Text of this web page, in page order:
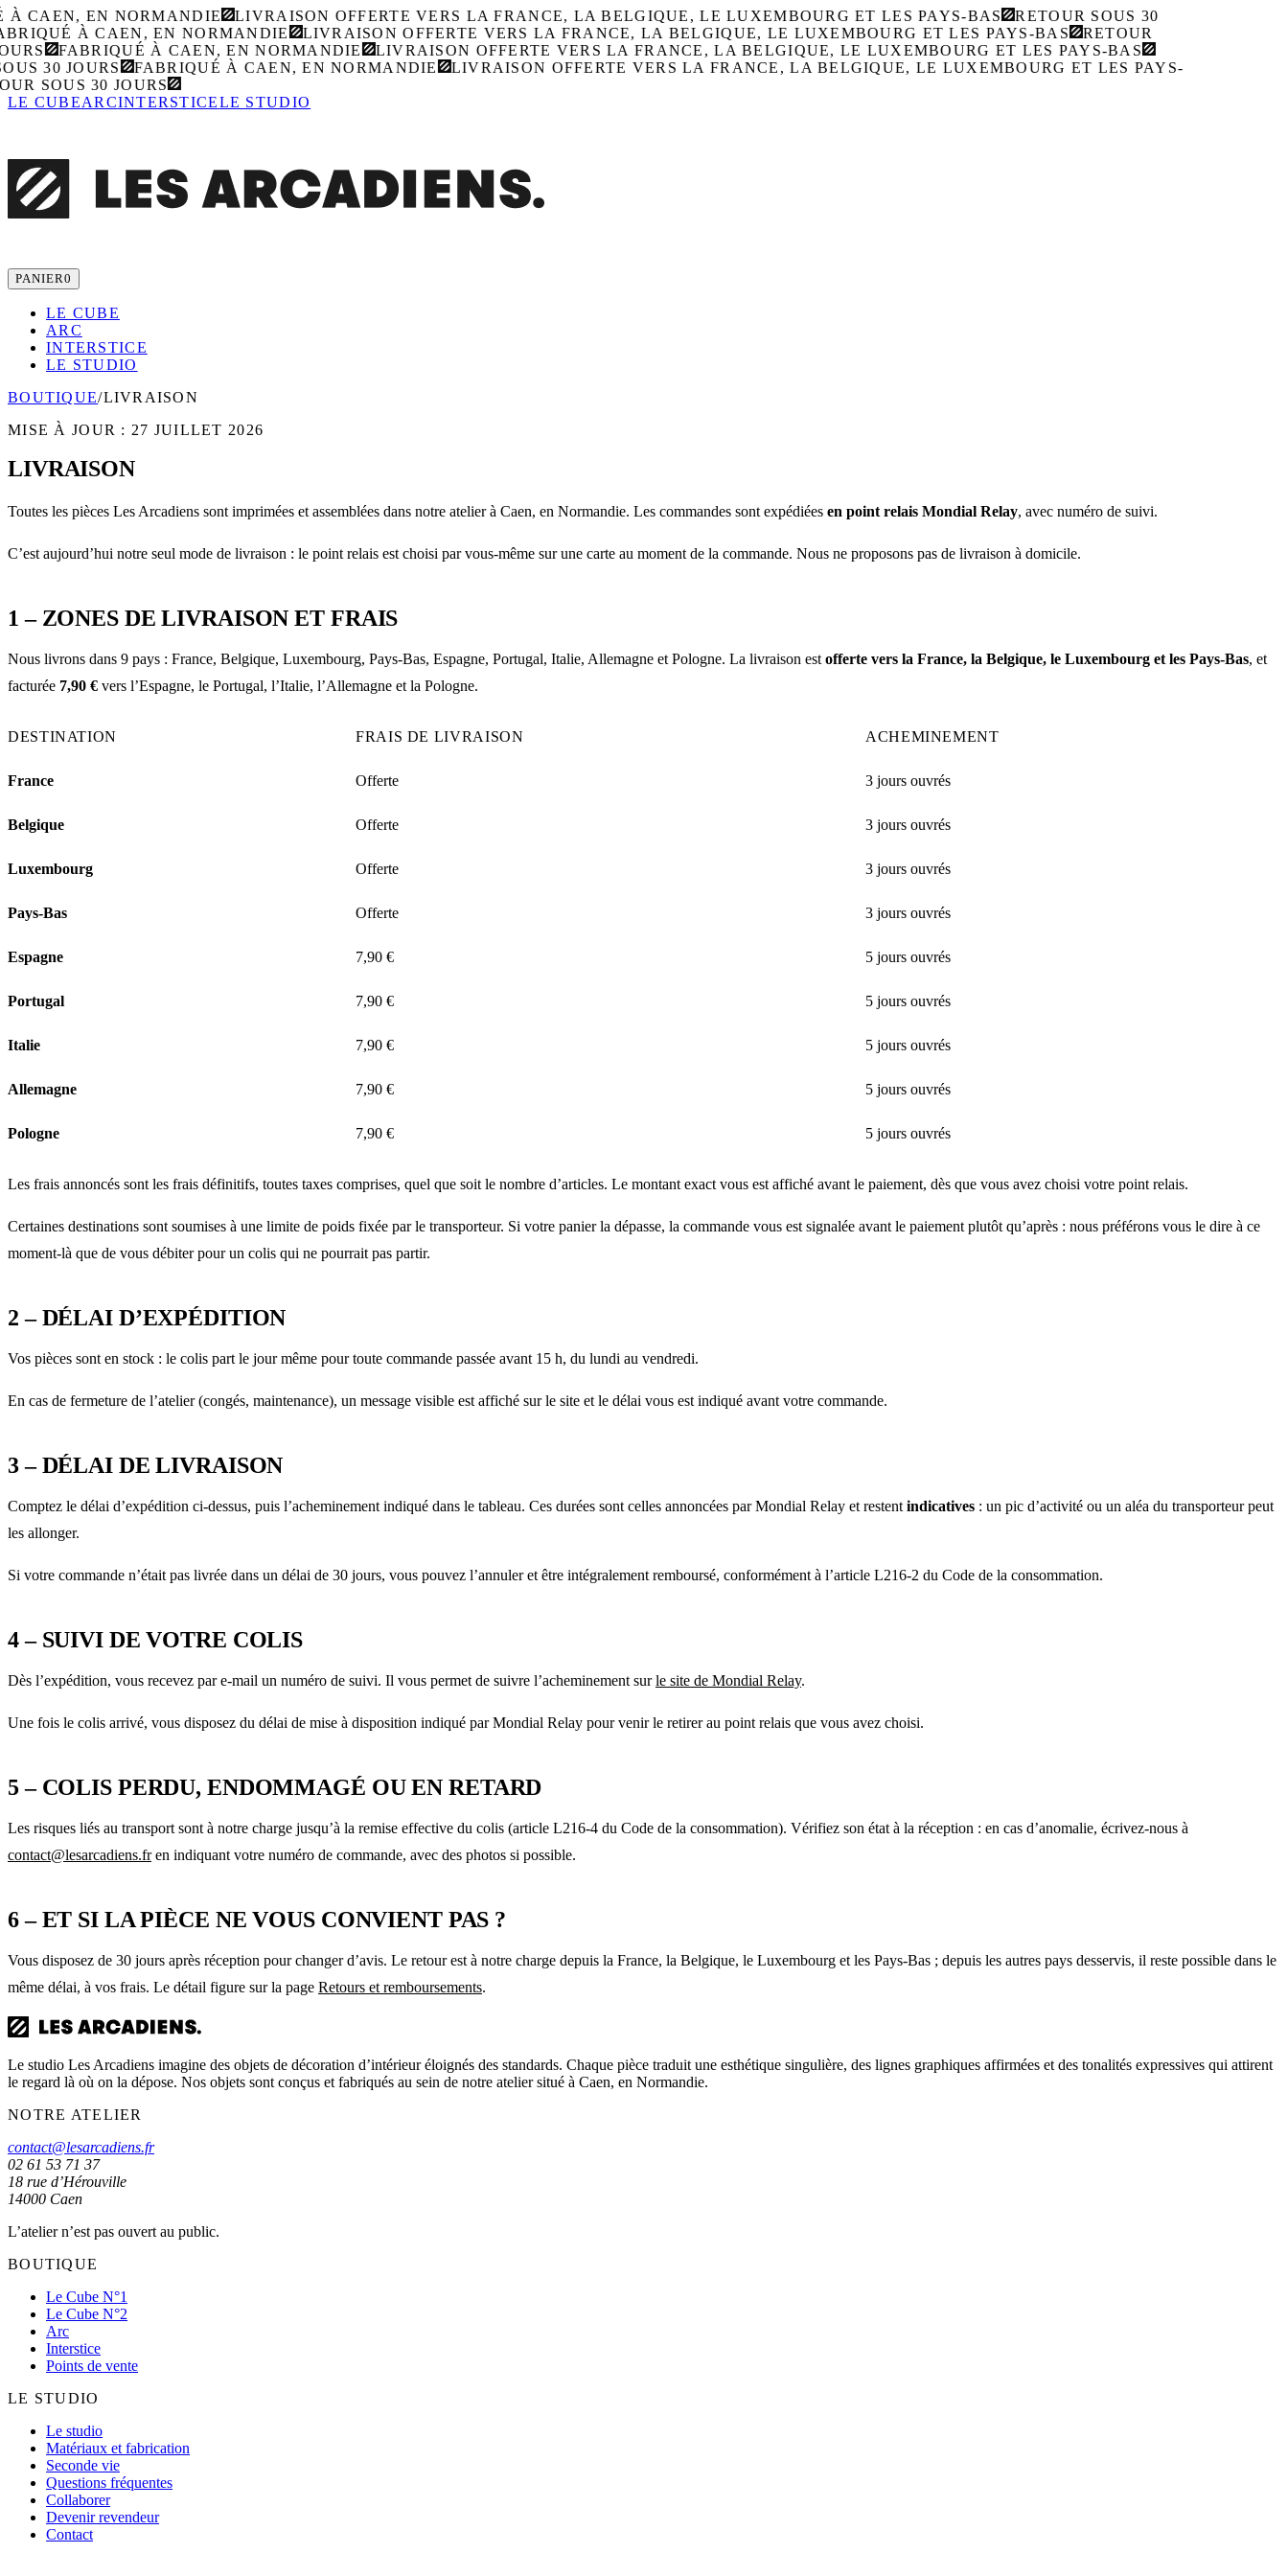
CAEN, EN NORMANDIE LIVRAISON OFFERTE VERS LA FRANCE, LA BELGIQUE, LE LUXEMBOURG ET LES PAYS-BAS
RETOUR SOUS 30
À CAEN, EN NORMANDIE
LIVRAISON OFFERTE VERS LA FRANCE, LA BELGIQUE, LE LUXEMBOURG ET LES PAYS-BAS
RETOUR
FABRIQUÉ À CAEN, EN NORMANDIE
LIVRAISON OFFERTE VERS LA FRANCE, LA BELGIQUE, LE LUXEMBOURG ET LES PAYS-BAS
30 JOURS
FABRIQUÉ À CAEN, EN NORMANDIE
LIVRAISON OFFERTE VERS LA FRANCE, LA BELGIQUE, LE LUXEMBOURG ET LES PAYS-
SOUS 30 JOURS
LE CUBEARCINTERSTICELE STUDIO
PANIER0
LE CUBE
ARC
INTERSTICE
LE STUDIO
BOUTIQUE/LIVRAISON
MISE À JOUR : 27 JUILLET 2026
LIVRAISON
Toutes les pièces Les Arcadiens sont imprimées et assemblées dans notre atelier à Caen, en Normandie. Les commandes sont expédiées en point relais Mondial Relay, avec numéro de suivi.
C’est aujourd’hui notre seul mode de livraison : le point relais est choisi par vous-même sur une carte au moment de la commande. Nous ne proposons pas de livraison à domicile.
1 – ZONES DE LIVRAISON ET FRAIS
Nous livrons dans 9 pays : France, Belgique, Luxembourg, Pays-Bas, Espagne, Portugal, Italie, Allemagne et Pologne. La livraison est offerte vers la France, la Belgique, le Luxembourg et les Pays-Bas, et
facturée 7,90 € vers l’Espagne, le Portugal, l’Italie, l’Allemagne et la Pologne.
DESTINATION FRAIS DE LIVRAISON ACHEMINEMENT
France Offerte 3 jours ouvrés
Belgique Offerte 3 jours ouvrés
Luxembourg Offerte 3 jours ouvrés
Pays-Bas Offerte 3 jours ouvrés
Espagne 7,90 € 5 jours ouvrés
Portugal 7,90 € 5 jours ouvrés
Italie 7,90 € 5 jours ouvrés
Allemagne 7,90 € 5 jours ouvrés
Pologne 7,90 € 5 jours ouvrés
Les frais annoncés sont les frais définitifs, toutes taxes comprises, quel que soit le nombre d’articles. Le montant exact vous est affiché avant le paiement, dès que vous avez choisi votre point relais.
Certaines destinations sont soumises à une limite de poids fixée par le transporteur. Si votre panier la dépasse, la commande vous est signalée avant le paiement plutôt qu’après : nous préférons vous le dire à ce
moment-là que de vous débiter pour un colis qui ne pourrait pas partir.
2 – DÉLAI D’EXPÉDITION
Vos pièces sont en stock : le colis part le jour même pour toute commande passée avant 15 h, du lundi au vendredi.
En cas de fermeture de l’atelier (congés, maintenance), un message visible est affiché sur le site et le délai vous est indiqué avant votre commande.
3 – DÉLAI DE LIVRAISON
Comptez le délai d’expédition ci-dessus, puis l’acheminement indiqué dans le tableau. Ces durées sont celles annoncées par Mondial Relay et restent indicatives : un pic d’activité ou un aléa du transporteur peut
les allonger.
Si votre commande n’était pas livrée dans un délai de 30 jours, vous pouvez l’annuler et être intégralement remboursé, conformément à l’article L216-2 du Code de la consommation.
4 – SUIVI DE VOTRE COLIS
Dès l’expédition, vous recevez par e-mail un numéro de suivi. Il vous permet de suivre l’acheminement surle site de Mondial Relay.
Une fois le colis arrivé, vous disposez du délai de mise à disposition indiqué par Mondial Relay pour venir le retirer au point relais que vous avez choisi.
5 – COLIS PERDU, ENDOMMAGÉ OU EN RETARD
Les risques liés au transport sont à notre charge jusqu’à la remise effective du colis (article L216-4 du Code de la consommation). Vérifiez son état à la réception : en cas d’anomalie, écrivez-nous à
contact@lesarcadiens.fren indiquant votre numéro de commande, avec des photos si possible.
6 – ET SI LA PIÈCE NE VOUS CONVIENT PAS ?
Vous disposez de 30 jours après réception pour changer d’avis. Le retour est à notre charge depuis la France, la Belgique, le Luxembourg et les Pays-Bas ; depuis les autres pays desservis, il reste possible dans le
même délai, à vos frais. Le détail figure sur la page Retours et remboursements.
Le studio Les Arcadiens imagine des objets de décoration d’intérieur éloignés des standards. Chaque pièce traduit une esthétique singulière, des lignes graphiques affirmées et des tonalités expressives qui attirent
le regard là où on la dépose. Nos objets sont conçus et fabriqués au sein de notre atelier situé à Caen, en Normandie.
NOTRE ATELIER
contact@lesarcadiens.fr
02 61 53 71 37
18 rue d’Hérouville
14000 Caen
L’atelier n’est pas ouvert au public.
BOUTIQUE
Le Cube N°1
Le Cube N°2
Arc
Interstice
Points de vente
LE STUDIO
Le studio
Matériaux et fabrication
Seconde vie
Questions fréquentes
Collaborer
Devenir revendeur
Contact